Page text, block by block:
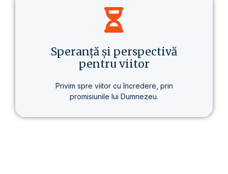
Baza tuturor învățăturilor noastre este
Biblia – prezentată clar, consecvent și pe
înțelesul fiecăruia.
Speranță și perspectivă
pentru viitor
Privim spre viitor cu încredere, prin
promisiunile lui Dumnezeu.